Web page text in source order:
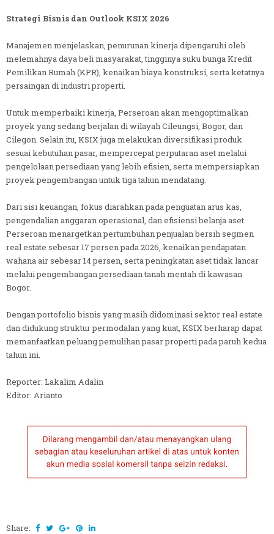
Strategi Bisnis dan Outlook KSIX 2026
Manajemen menjelaskan, penurunan kinerja dipengaruhi oleh
melemahnya daya beli masyarakat, tingginya suku bunga Kredit
Pemilikan Rumah (KPR), kenaikan biaya konstruksi, serta ketatnya
persaingan di industri properti.
Untuk memperbaiki kinerja, Perseroan akan mengoptimalkan
proyek yang sedang berjalan di wilayah Cileungsi, Bogor, dan
Cilegon. Selain itu, KSIX juga melakukan diversifikasi produk
sesuai kebutuhan pasar, mempercepat perputaran aset melalui
pengelolaan persediaan yang lebih efisien, serta mempersiapkan
proyek pengembangan untuk tiga tahun mendatang.
Dari sisi keuangan, fokus diarahkan pada penguatan arus kas,
pengendalian anggaran operasional, dan efisiensi belanja aset.
Perseroan menargetkan pertumbuhan penjualan bersih segmen
real estate sebesar 17 persen pada 2026, kenaikan pendapatan
wahana air sebesar 14 persen, serta peningkatan aset tidak lancar
melalui pengembangan persediaan tanah mentah di kawasan
Bogor.
Dengan portofolio bisnis yang masih didominasi sektor real estate
dan didukung struktur permodalan yang kuat, KSIX berharap dapat
memanfaatkan peluang pemulihan pasar properti pada paruh kedua
tahun ini.
Reporter: Lakalim Adalin
Editor: Arianto
Share: